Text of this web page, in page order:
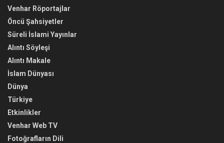
Venhar Röportajlar
Öncü Şahsiyetler
Süreli İslami Yayınlar
Alıntı Söyleşi
Alıntı Makale
İslam Dünyası
Dünya
Türkiye
Etkinlikler
Venhar Web TV
Fotoğrafların Dili